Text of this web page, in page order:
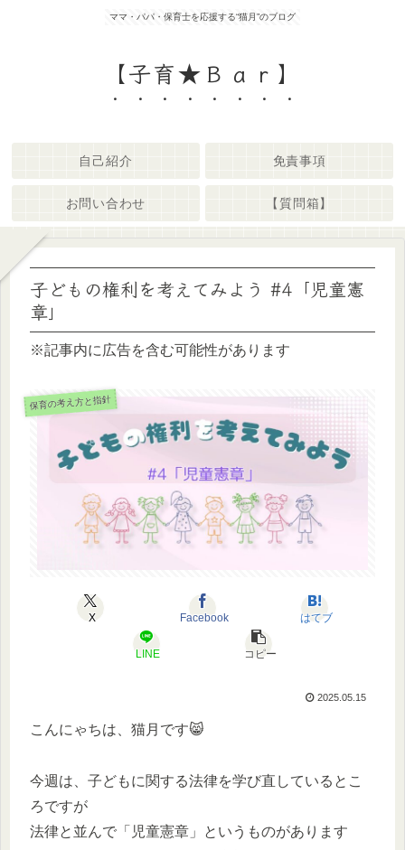
ママ・パパ・保育士を応援する“猫月”のブログ
【子育★Ｂａｒ】
自己紹介 免責事項
お問い合わせ 【質問箱】
子どもの権利を考えてみよう #4「児童憲
章」
※記事内に広告を含む可能性があります
保育の考え方と指針
X Facebook はてブ
LINE コピー
2025.05.15
こんにゃちは、猫月です😸
今週は、子どもに関する法律を学び直しているとこ
ろですが
法律と並んで「児童憲章」というものがあります